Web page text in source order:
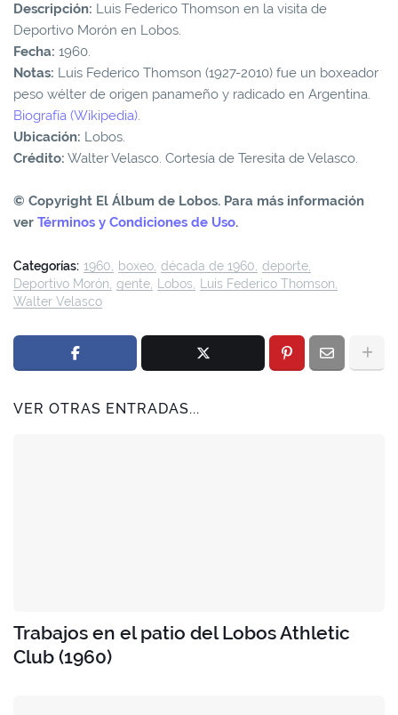
Descripción: Luis Federico Thomson en la visita de
Deportivo Morón en Lobos.
Fecha: 1960.
Notas: Luis Federico Thomson (1927-2010) fue un boxeador
peso wélter de origen panameño y radicado en Argentina.
Biografía (Wikipedia).
Ubicación: Lobos.
Crédito: Walter Velasco. Cortesía de Teresita de Velasco.
© Copyright El Álbum de Lobos. Para más información
ver Términos y Condiciones de Uso.
Categorías: 1960 boxeo década de 1960 deporte
Deportivo Morón gente Lobos
Luis Federico Thomson
Walter Velasco
VER OTRAS ENTRADAS...
Trabajos en el patio del Lobos Athletic
Club (1960)